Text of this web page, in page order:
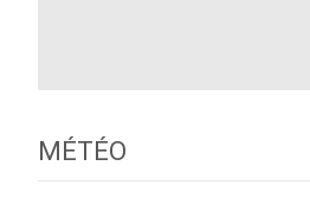
MÉTÉO